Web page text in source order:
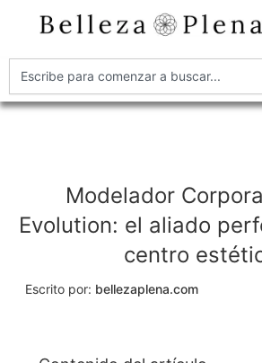
Modelador
Evolution: el aliado
centro
Escrito por: bellezaplena.com